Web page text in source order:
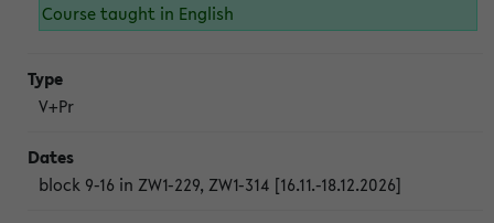
Course taught in English
V+Pr
block 9-16 in ZW1-229, ZW1-314 [16.11.-18.12.2026]